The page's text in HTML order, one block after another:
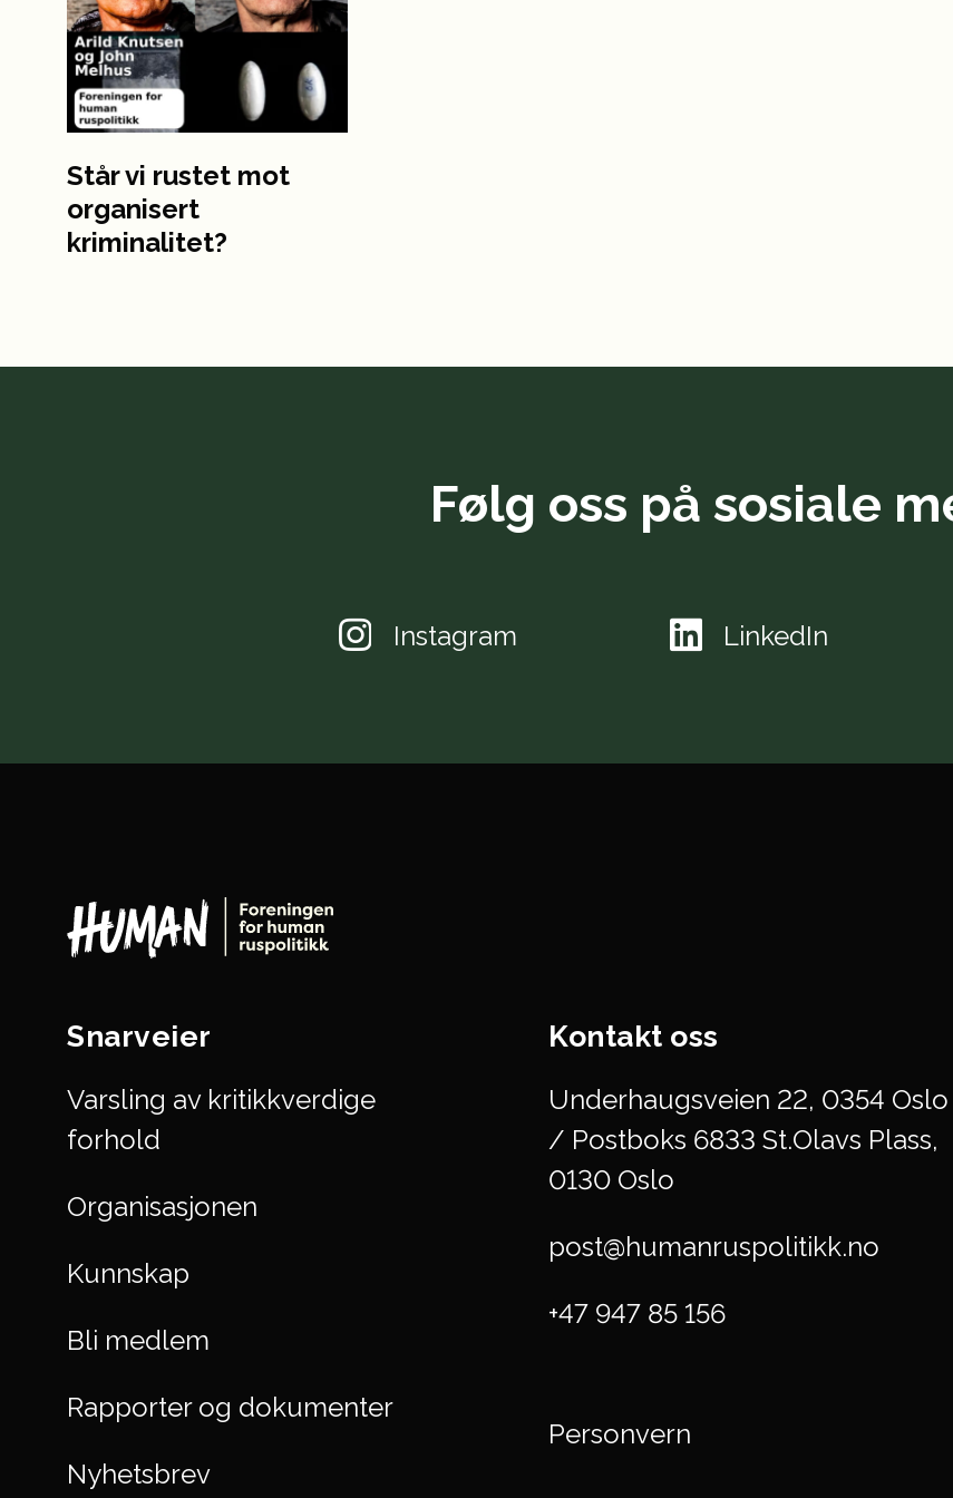
Står vi rustet mot
organisert
kriminalitet?
Følg oss på sosiale
Instagram LinkedIn
Snarveier
Varsling av kritikkverdige
forhold
Organisasjonen
Kunnskap
Bli medlem
Rapporter og dokumenter
Nyhetsbrev
Kontakt oss
Underhaugsveien 22, 0354 Oslo
/ Postboks 6833 St.Olavs Plass,
0130 Oslo
post@humanruspolitikk.no
+47 947 85 156
Personvern